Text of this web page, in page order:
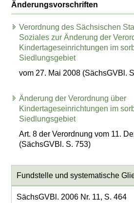
Änderungsvorschriften
Verordnung des Sächsischen
Soziales zur Änderung der
Kindertageseinrichtungen im
Siedlungsgebiet
vom 27. Mai 2008 (SächsGVBl.
Änderung der Verordnung über
Kindertageseinrichtungen im
Siedlungsgebiet
Art. 8 der Verordnung vom 11.
(SächsGVBl. S. 753)
Fundstelle und systematische
SächsGVBl. 2006 Nr. 11, S. 464